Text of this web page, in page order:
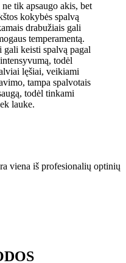
tik apsaugo akis, bet
kokybės spalvą
drabužiais gali
temperamentą.
gali keisti spalvą pagal
todėl
lęšiai, veikiami
tampa spalvotais
todėl tinkami
lauke.
viena iš profesionalių optinių